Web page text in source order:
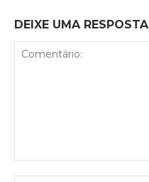
DEIXE UMA RESPOSTA